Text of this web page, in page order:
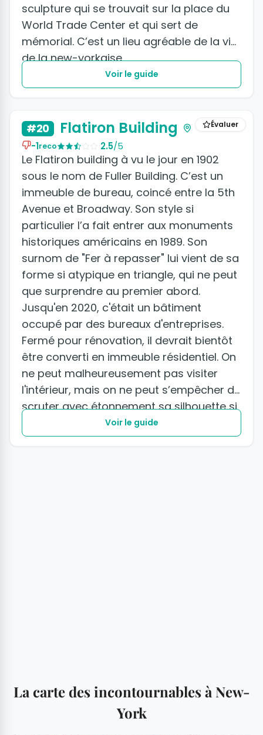
sculpture qui se trouvait sur la place du
World Trade Center et qui sert de
mémorial. C’est un lieu agréable de la vie
de la new-yorkaise.
Voir le guide
Évaluer
#20 Flatiron Building
-1reco 2.5/5
Le Flatiron building à vu le jour en 1902
sous le nom de Fuller Building. C’est un
immeuble de bureau, coincé entre la 5th
Avenue et Broadway. Son style si
particulier l’a fait entrer aux monuments
historiques américains en 1989. Son
surnom de "Fer à repasser" lui vient de sa
forme si atypique en triangle, qui ne peut
que surprendre au premier abord.
Jusqu'en 2020, c'était un bâtiment
occupé par des bureaux d'entreprises.
Fermé pour rénovation, il devrait bientôt
être converti en immeuble résidentiel. On
ne peut malheureusement pas visiter
l'intérieur, mais on ne peut s’empêcher de
scruter avec étonnement sa silhouette si
Voir le guide
La carte des incontournables à New-
York